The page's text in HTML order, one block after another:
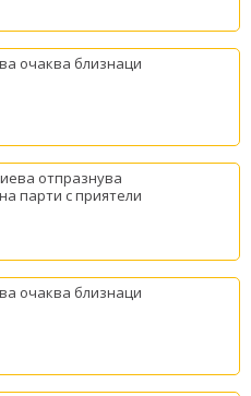
очаква близнаци
отпразнува
парти с приятели
очаква близнаци